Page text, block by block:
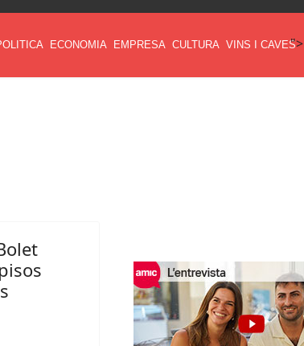
ECONOMIA EMPRESA CULTURA VINS I CAVES">